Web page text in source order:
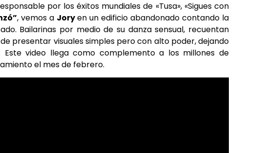
por los éxitos mundiales de «Tusa», «Sigues con
, vemos a Joryen un edificio abandonado contando la
Bailarinas por medio de su danza sensual, recuentan
presentar visuales simples pero con alto poder, dejando
video llega como complemento a los millones de
el mes de febrero.